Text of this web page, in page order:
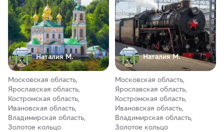
Наталия М.
Московская область,
Ярославская область,
Костромская область,
Ивановская область,
Владимирская область,
Золотое кольцо
Наталия М.
Московская область,
Ярославская область,
Костромская область,
Ивановская область,
Владимирская область,
Золотое кольцо